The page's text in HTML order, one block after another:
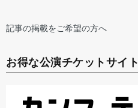
記事の掲載をご希望の方へ
お得な公演チケットサイト